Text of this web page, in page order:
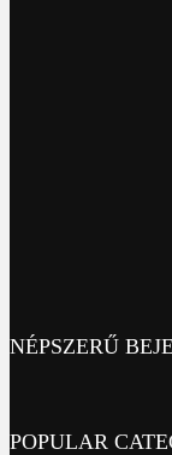
NÉPSZERŰ
POPULAR